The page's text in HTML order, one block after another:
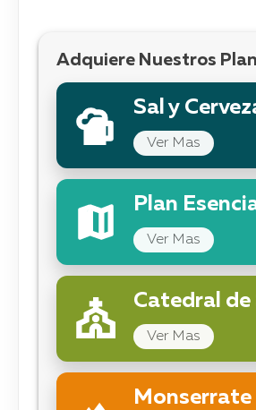
Adquiere Nuestros
Sal y
Ver Mas
Plan
Ver Mas
Catedral de
Ver Mas
Monserrate